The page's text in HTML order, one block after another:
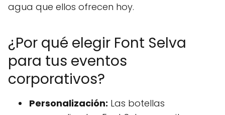
agua que ellos ofrecen hoy.
¿Por qué elegir Font Selva
para tus eventos
corporativos?
Personalización: Las botellas